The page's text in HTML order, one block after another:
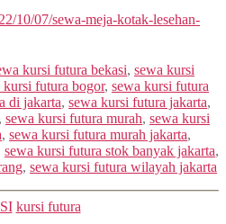
10/07/sewa-meja-kotak-lesehan-
kursi futura bekasi, sewa kursi
kursi futura bogor, sewa kursi futura
di jakarta, sewa kursi futura jakarta,
, sewa kursi futura murah, sewa kursi
, sewa kursi futura murah jakarta,
sewa kursi futura stok banyak jakarta,
, sewa kursi futura wilayah jakarta
Categories
kursi futura